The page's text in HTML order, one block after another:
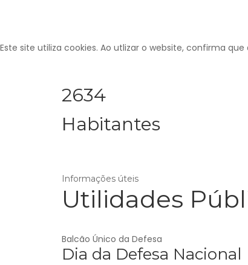
Este site utiliza cookies. Ao utlizar o website, confirma
2634
Habitantes
Informações úteis
Utilidades
Balcão Único da Defesa
Dia da Defesa Nacional